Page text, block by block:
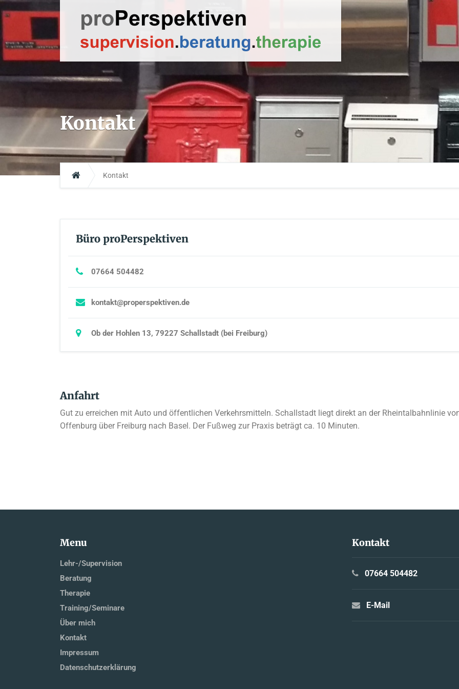
Kontakt
Kontakt
Büro proPerspektiven
07664 504482
kontakt@properspektiven.de
Ob der Hohlen 13, 79227 Schallstadt (bei Freiburg)
Anfahrt
Gut zu erreichen mit Auto und öffentlichen Verkehrsmitteln. Schallstadt liegt direkt an der Rheintalbahnlinie
Offenburg über Freiburg nach Basel. Der Fußweg zur Praxis beträgt ca. 10 Minuten.
Menu
Lehr-/Supervision
Beratung
Therapie
Training/Seminare
Über mich
Kontakt
Impressum
Datenschutzerklärung
Kontakt
07664 504482
E-Mail